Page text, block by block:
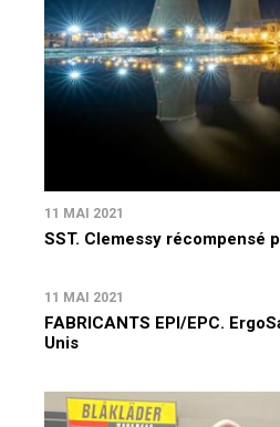
11 MAI 2021
SST. Clemessy récompensé
11 MAI 2021
FABRICANTS EPI/EPC.
Unis